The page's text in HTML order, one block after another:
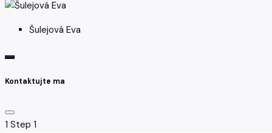
Šulejová Eva
Kontaktujte ma
1 Step 1